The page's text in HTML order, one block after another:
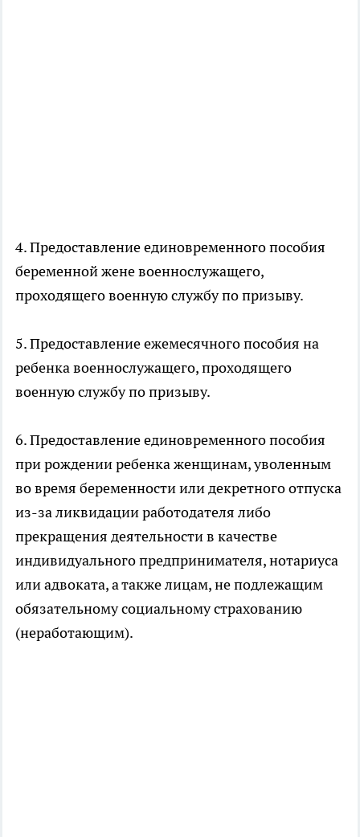
4. Предоставление единовременного пособия
беременной жене военнослужащего,
проходящего военную службу по призыву.
5. Предоставление ежемесячного пособия на
ребенка военнослужащего, проходящего
военную службу по призыву.
6. Предоставление единовременного пособия
при рождении ребенка женщинам, уволенным
во время беременности или декретного отпуска
из-за ликвидации работодателя либо
прекращения деятельности в качестве
индивидуального предпринимателя, нотариуса
или адвоката, а также лицам, не подлежащим
обязательному социальному страхованию
(неработающим).